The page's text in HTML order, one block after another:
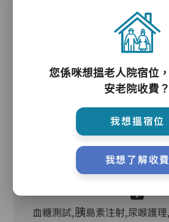
主管,助理員,護理員,保健
護理評估、執藥、核派藥、量度
血糖測試,胰島素注射,尿喉護
您係咪想搵老人院宿位
安老院收費？
我想搵宿位
我想了解收費